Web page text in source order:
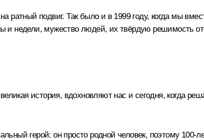
ратный подвиг. Так было и в 1999 году, когда мы
и недели, мужество людей, их твёрдую решимость
история, вдохновляют нас и сегодня, когда
герой: он просто родной человек, поэтому 100-